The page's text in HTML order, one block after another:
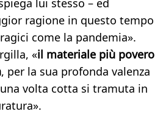
lui stesso – ed
ragione in questo tempo
come la pandemia».
«il materiale più povero
, per la sua profonda valenza
volta cotta si tramuta in